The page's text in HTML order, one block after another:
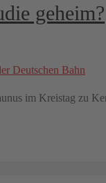
geheim?
im Kreistag zu